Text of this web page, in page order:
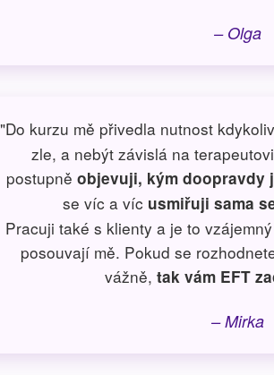
– Olga
"Do kurzu mě přivedla nutnost kdykoliv
zle, a nebýt závislá na
postupně objevuji, kým doopravdy
se víc a víc usmiřuji sama
Pracuji také s klienty a je to
posouvají mě. Pokud se
vážně, tak vám EFT
– Mirka